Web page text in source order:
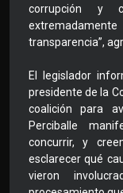
corrupción y
transparencia”,
El legislador
presidente de la
coalición para
Perciballe
concurrir, y
esclarecer qué
vieron